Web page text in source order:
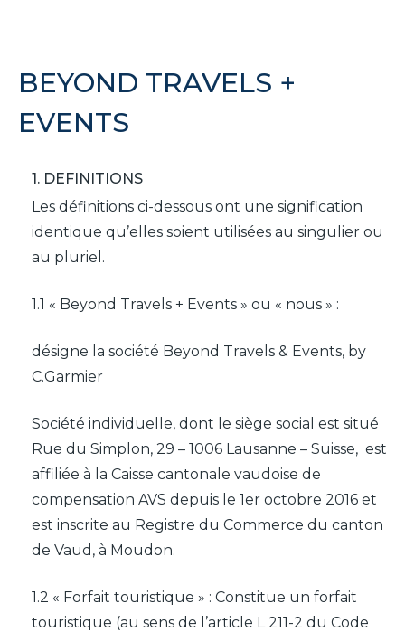
BEYOND TRAVELS +
EVENTS
1. DEFINITIONS
Les définitions ci-dessous ont une signification
identique qu’elles soient utilisées au singulier ou
au pluriel.
1.1 « Beyond Travels + Events » ou « nous » :
désigne la société Beyond Travels & Events, by
C.Garmier
Société individuelle, dont le siège social est situé
Rue du Simplon, 29 – 1006 Lausanne – Suisse, est
affiliée à la Caisse cantonale vaudoise de
compensation AVS depuis le 1er octobre 2016 et
est inscrite au Registre du Commerce du canton
de Vaud, à Moudon.
1.2 « Forfait touristique » : Constitue un forfait
touristique (au sens de l’article L 211-2 du Code